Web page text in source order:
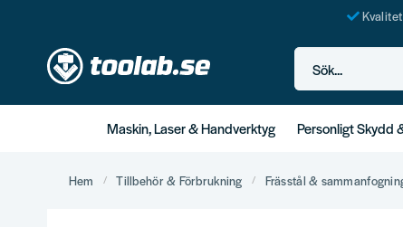
Sök...
Maskin, Laser & Handverktyg Personligt Skydd
Hem Tillbehör & Förbrukning Frässtål &